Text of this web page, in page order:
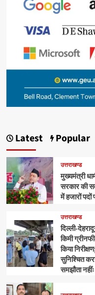
Latest Popular
उत्तराखण्ड
मुख्यमंत्री
सरकार की
में हजारों पदों
उत्तराखण्ड
दिल्ली-
किमी
किया
सुनिश्चित
समझौता